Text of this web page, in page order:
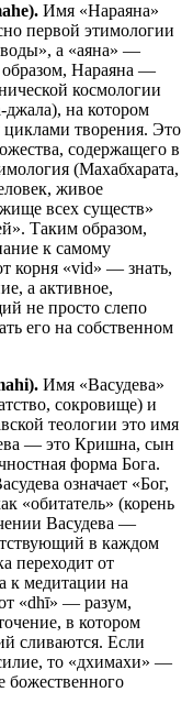
Имя «Нараяна»
первой этимологии
а «аяна» —
Нараяна —
космологии
на котором
творения. Это
содержащего в
(Махабхарата,
живое
всех существ»
Таким образом,
к самому
корня «vid» — знать,
а активное,
не просто слепо
его на собственном
Имя «Васудева»
сокровище) и
теологии это имя
— это Кришна, сын
форма Бога.
означает «Бог,
«обитатель» (корень
Васудева —
в каждом
переходит от
к медитации на
«dhī» — разум,
в котором
сливаются. Если
то «дхимахи» —
божественного